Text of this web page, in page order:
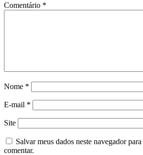
Comentário *
Nome *
E-mail *
Site
Salvar meus dados neste navegador
comentar.